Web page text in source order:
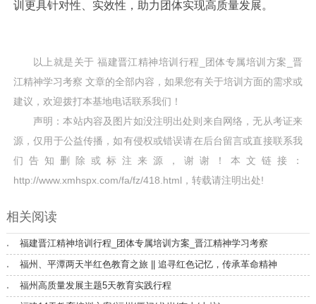
训更具针对性、实效性，助力团体实现高质量发展。
以上就是关于福建晋江精神培训行程_团体专属培训方案_晋
江精神学习考察 文章的全部内容，如果您有关于培训方面的需求或
建议，欢迎拨打本基地电话联系我们！
声明：本站内容及图片如没注明出处则来自网络，无从考证来
源，仅用于公益传播，如有侵权或错误请在后台留言或直接联系我
们告知删除或标注来源，谢谢！本文链接：
http://www.xmhspx.com/fa/fz/418.html ，转载请注明出处!
相关阅读
福建晋江精神培训行程_团体专属培训方案_晋江精神学习考察
福州、平潭两天半红色教育之旅 || 追寻红色记忆，传承革命精神
福州高质量发展主题5天教育实践行程